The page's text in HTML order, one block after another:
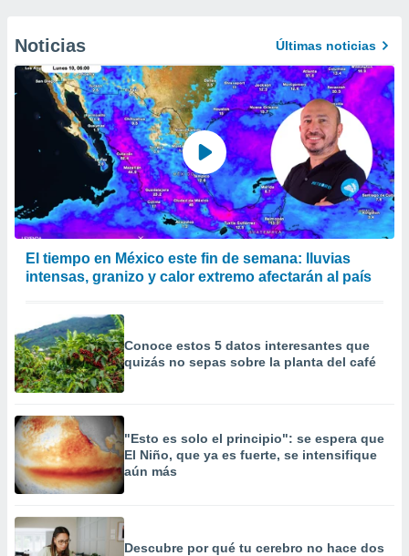
Noticias Últimas noticias
El tiempo en México este fin de semana: lluvias
intensas, granizo y calor extremo afectarán al país
Conoce estos 5 datos interesantes que
quizás no sepas sobre la planta del café
"Esto es solo el principio": se espera que
El Niño, que ya es fuerte, se intensifique
aún más
Descubre por qué tu cerebro no hace dos